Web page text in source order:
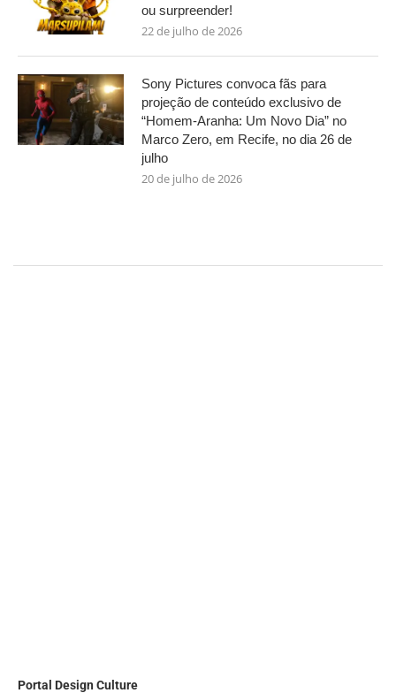
ou surpreender!
22 de julho de 2026
Sony Pictures convoca fãs para
projeção de conteúdo exclusivo de
“Homem-Aranha: Um Novo Dia” no
Marco Zero, em Recife, no dia 26 de
julho
20 de julho de 2026
Portal Design Culture